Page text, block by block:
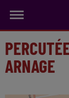
ARNAGE